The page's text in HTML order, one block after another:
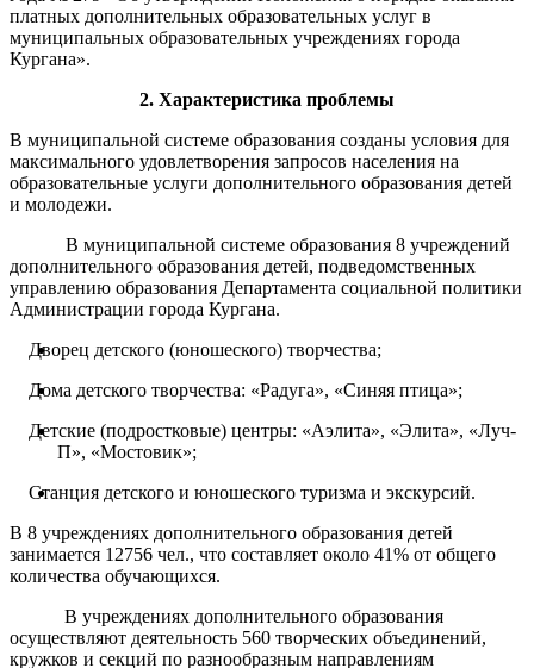
платных дополнительных образовательных услуг в
муниципальных образовательных учреждениях города
Кургана».
2. Характеристика проблемы
В муниципальной системе образования созданы условия для
максимального удовлетворения запросов населения на
образовательные услуги дополнительного образования детей
и молодежи.
В муниципальной системе образования 8 учреждений
дополнительного образования детей, подведомственных
управлению образования Департамента социальной политики
Администрации города Кургана.
Дворец детского (юношеского) творчества;
Дома детского творчества: «Радуга», «Синяя птица»;
Детские (подростковые) центры: «Аэлита», «Элита», «Луч-
П», «Мостовик»;
Станция детского и юношеского туризма и экскурсий.
В 8 учреждениях дополнительного образования детей
занимается 12756 чел., что составляет около 41% от общего
количества обучающихся.
В учреждениях дополнительного образования
осуществляют деятельность 560 творческих объединений,
кружков и секций по разнообразным направлениям